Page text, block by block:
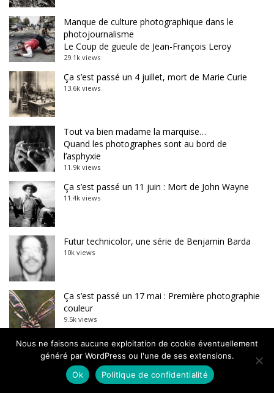
Manque de culture photographique dans le
photojournalisme
Le Coup de gueule de Jean-François Leroy
29.1k views
Ça s’est passé un 4 juillet, mort de Marie Curie
13.6k views
Tout va bien madame la marquise…
Quand les photographes sont au bord de
l’asphyxie
11.9k views
Ça s’est passé un 11 juin : Mort de John Wayne
11.4k views
Futur technicolor, une série de Benjamin Barda
10k views
Ça s’est passé un 17 mai : Première photographie
couleur
9.5k views
La Guerre Civile espagnole dans une double
exposition
8.7k views
Nous ne faisons aucune exploitation de cookie éventuellement
généré par WordPress ou l'une de ses extensions.
Ok
Politique de confidentialité